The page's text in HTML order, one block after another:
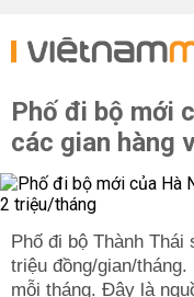
Phố đi bộ mới
các gian hàng
Phố đi bộ Thành
triệu đồng/gian/
mỗi tháng. Đây là